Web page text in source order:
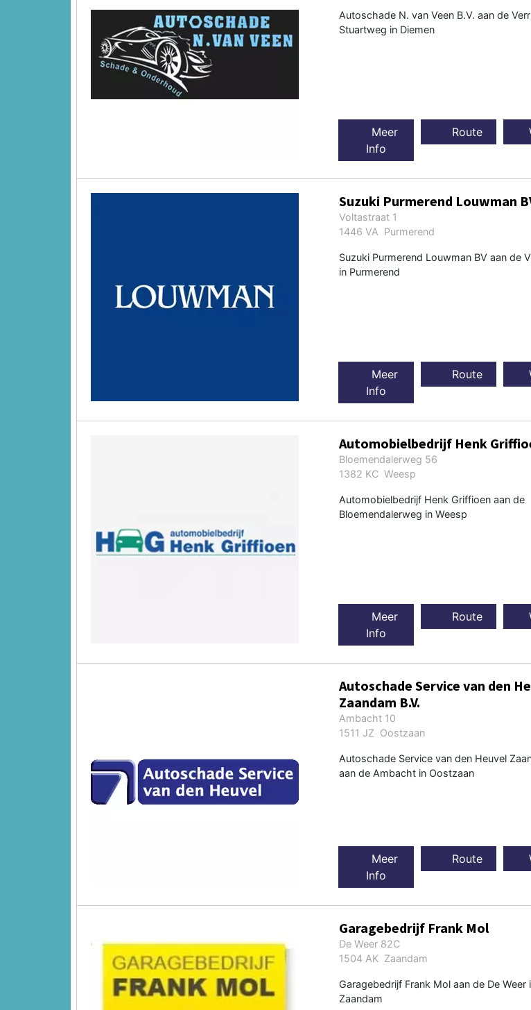
Autoschade N. van Veen B.V. aan de
Stuartweg in Diemen
Meer
Info
Route
Suzuki Purmerend Louwman
Voltastraat 1
1446 VA Purmerend
Suzuki Purmerend Louwman BV aan de
in Purmerend
Meer
Info
Route
Automobielbedrijf Henk
Bloemendalerweg 56
1382 KC Weesp
Automobielbedrijf Henk Griffioen aan de
Bloemendalerweg in Weesp
Meer
Info
Route
Autoschade Service van den
Zaandam B.V.
Ambacht 10
1511 JZ Oostzaan
Autoschade Service van den Heuvel
aan de Ambacht in Oostzaan
Meer
Info
Route
Garagebedrijf Frank Mol
De Weer 82C
1504 AK Zaandam
Garagebedrijf Frank Mol aan de De Weer
Zaandam